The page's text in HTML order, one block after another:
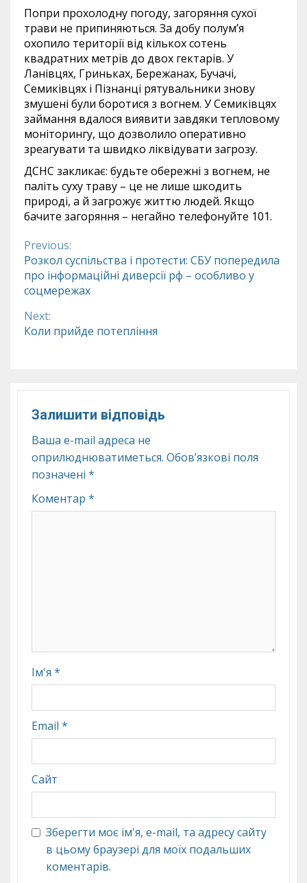
Попри прохолодну погоду, загоряння сухої
трави не припиняються. За добу полум’я
охопило території від кількох сотень
квадратних метрів до двох гектарів. У
Ланівцях, Гриньках, Бережанах, Бучачі,
Семиківцях і Пізнанці рятувальники знову
змушені були боротися з вогнем. У Семиківцях
займання вдалося виявити завдяки тепловому
моніторингу, що дозволило оперативно
зреагувати та швидко ліквідувати загрозу.
ДСНС закликає: будьте обережні з вогнем, не
паліть суху траву – це не лише шкодить
природі, а й загрожує життю людей. Якщо
бачите загоряння – негайно телефонуйте 101.
Continue
Reading
Previous:
Розкол суспільства і протести: СБУ попередила
про інформаційні диверсії рф – особливо у
соцмережах
Next:
Коли прийде потепління
Залишити відповідь
Ваша e-mail адреса не
оприлюднюватиметься. Обов’язкові поля
позначені *
Коментар *
Ім'я *
Email *
Сайт
Зберегти моє ім'я, e-mail, та адресу сайту
в цьому браузері для моїх подальших
коментарів.